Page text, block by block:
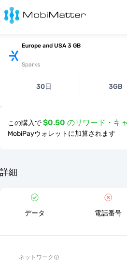
Europe and USA 3 GB
Sparks
30日 3GB
この購入で$0.50 のリワード・キ
MobiPayウォレットに加算されます
詳細
データ 電話番号
ネットワーク